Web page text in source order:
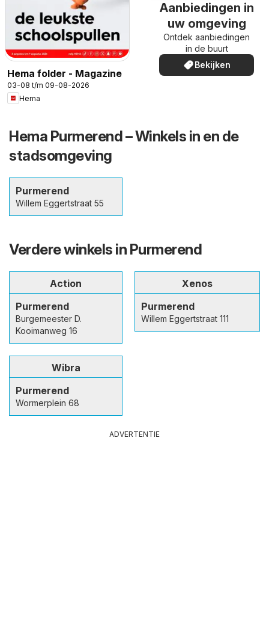
Hema folder - Magazine
03-08 t/m 09-08-2026
Hema
Aanbiedingen in
uw omgeving
Ontdek aanbiedingen
in de buurt
Bekijken
Hema Purmerend – Winkels in en de
stadsomgeving
Purmerend
Willem Eggertstraat 55
Verdere winkels in Purmerend
Action
Purmerend
Burgemeester D.
Kooimanweg 16
Xenos
Purmerend
Willem Eggertstraat 111
Wibra
Purmerend
Wormerplein 68
ADVERTENTIE